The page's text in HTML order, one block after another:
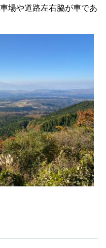
場や道路左右脇が車であ